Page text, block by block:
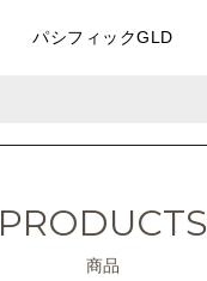
パシフィックGLD
PRODUCTS
商品